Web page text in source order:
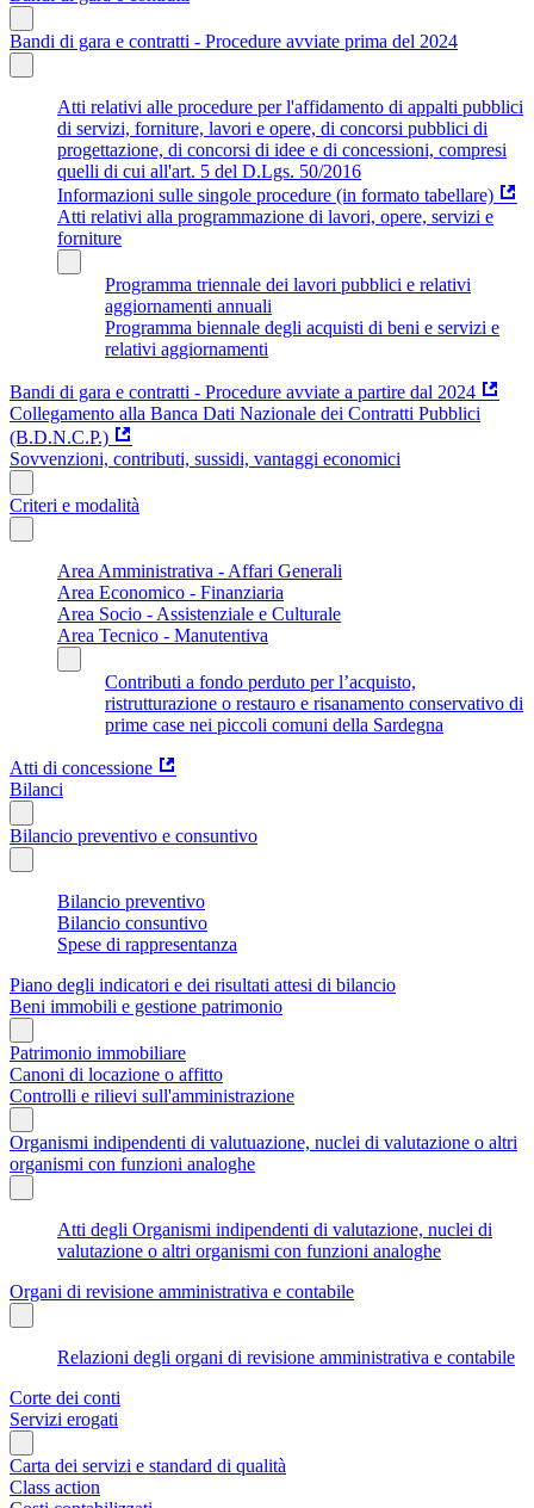
Bandi di gara e contratti - Procedure avviate prima del 2024
Atti relativi alle procedure per l'affidamento di appalti pubblici
di servizi, forniture, lavori e opere, di concorsi pubblici di
progettazione, di concorsi di idee e di concessioni, compresi
quelli di cui all'art. 5 del D.Lgs. 50/2016
Informazioni sulle singole procedure (in formato tabellare)
Atti relativi alla programmazione di lavori, opere, servizi e
forniture
Programma triennale dei lavori pubblici e relativi
aggiornamenti annuali
Programma biennale degli acquisti di beni e servizi e
relativi aggiornamenti
Bandi di gara e contratti - Procedure avviate a partire dal 2024
Collegamento alla Banca Dati Nazionale dei Contratti Pubblici
(B.D.N.C.P.)
Sovvenzioni, contributi, sussidi, vantaggi economici
Criteri e modalità
Area Amministrativa - Affari Generali
Area Economico - Finanziaria
Area Socio - Assistenziale e Culturale
Area Tecnico - Manutentiva
Contributi a fondo perduto per l’acquisto,
ristrutturazione o restauro e risanamento conservativo di
prime case nei piccoli comuni della Sardegna
Atti di concessione
Bilanci
Bilancio preventivo e consuntivo
Bilancio preventivo
Bilancio consuntivo
Spese di rappresentanza
Piano degli indicatori e dei risultati attesi di bilancio
Beni immobili e gestione patrimonio
Patrimonio immobiliare
Canoni di locazione o affitto
Controlli e rilievi sull'amministrazione
Organismi indipendenti di valutuazione, nuclei di valutazione o altri
organismi con funzioni analoghe
Atti degli Organismi indipendenti di valutazione, nuclei di
valutazione o altri organismi con funzioni analoghe
Organi di revisione amministrativa e contabile
Relazioni degli organi di revisione amministrativa e contabile
Corte dei conti
Servizi erogati
Carta dei servizi e standard di qualità
Class action